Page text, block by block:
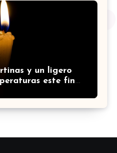
y un ligero
este fin